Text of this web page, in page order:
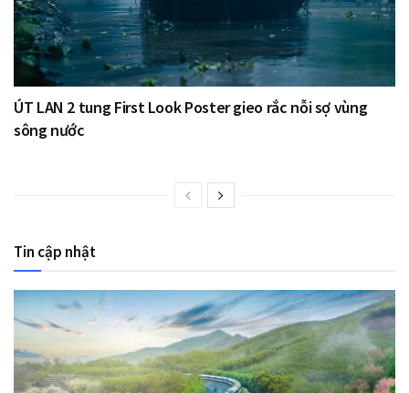
ÚT LAN 2 tung First Look Poster gieo rắc nỗi sợ vùng
sông nước
Tin cập nhật